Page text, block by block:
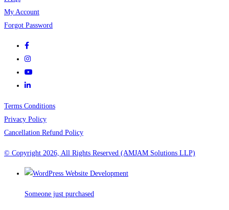
My Account
Forgot Password
Terms Conditions
Privacy Policy
Cancellation Refund Policy
© Copyright 2026, All Rights Reserved (AMJAM Solutions LLP)
Someone just purchased